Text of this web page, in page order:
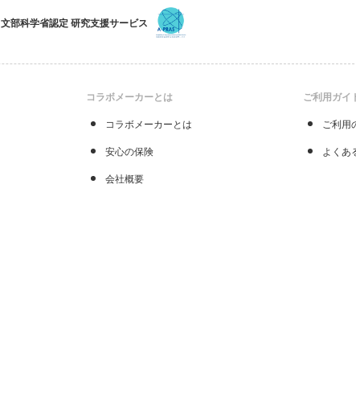
文部科学省認定 研究支援サービス
コラボメーカーとは
コラボメーカーとは
安心の保険
会社概要
ご利用ガイ
ご利用
よくあ